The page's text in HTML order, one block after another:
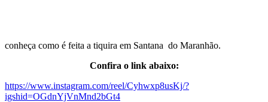
conheça como é feita a tiquira em Santana do Maranhão.
Confira o link abaixo:
https://www.instagram.com/reel/Cyhwxp8usKj/?
igshid=OGdnYjVnMnd2bGt4